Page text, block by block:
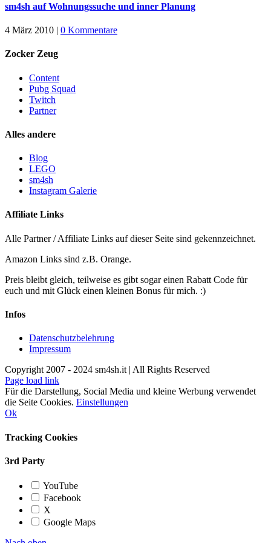
sm4sh auf Wohnungssuche und inner Planung
4 März 2010 | 0 Kommentare
Zocker Zeug
Content
Pubg Squad
Twitch
Partner
Alles andere
Blog
LEGO
sm4sh
Instagram Galerie
Affiliate Links
Alle Partner / Affiliate Links auf dieser Seite sind gekennzeichnet.
Amazon Links sind z.B. Orange.
Preis bleibt gleich, teilweise es gibt sogar einen Rabatt Code für
euch und mit Glück einen kleinen Bonus für mich. :)
Infos
Datenschutzbelehrung
Impressum
Copyright 2007 - 2024 sm4sh.it | All Rights Reserved
Page load link
Für die Darstellung, Social Media und kleine Werbung verwendet
die Seite Cookies. Einstellungen
Ok
Tracking Cookies
3rd Party
YouTube
Facebook
X
Google Maps